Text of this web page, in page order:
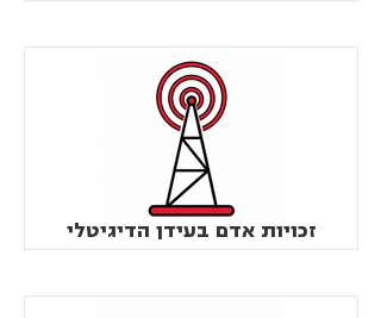
זכויות אדם בעידן הדיגיטלי